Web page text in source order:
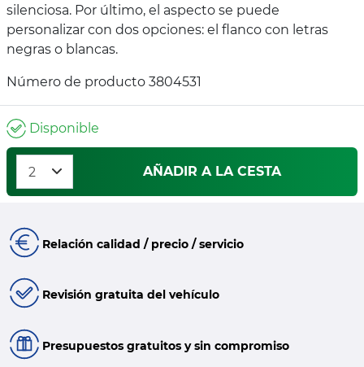
silenciosa. Por último, el aspecto se puede
personalizar con dos opciones: el flanco con letras
negras o blancas.
Número de producto 3804531
Disponible
AÑADIR A LA CESTA
Relación calidad / precio / servicio
Revisión gratuita del vehículo
Presupuestos gratuitos y sin compromiso